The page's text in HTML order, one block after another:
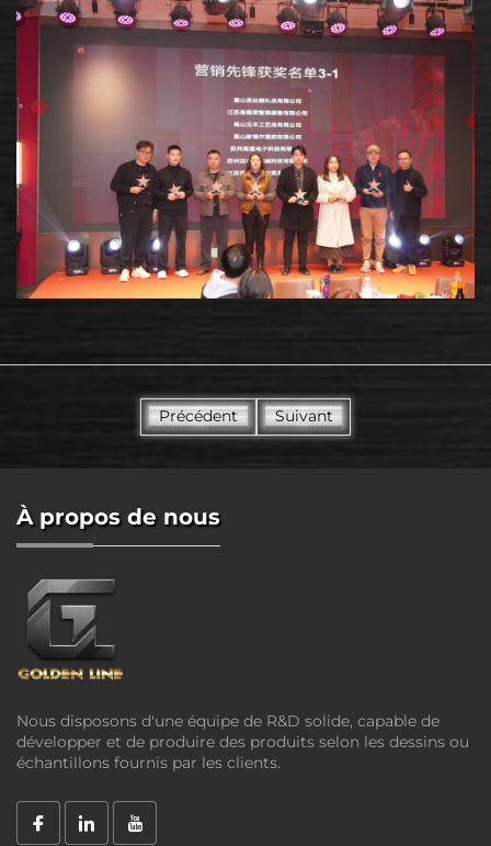
Précédent Suivant
À propos de nous
Nous disposons d'une équipe de R&D solide, capable de
développer et de produire des produits selon les dessins ou
échantillons fournis par les clients.